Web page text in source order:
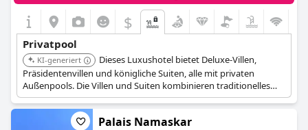
$
Privatpool
KI-generiert
Dieses Luxushotel bietet Deluxe-Villen,
Präsidentenvillen und königliche Suiten, alle mit privaten
Außenpools. Die Villen und Suiten kombinieren traditionelles
marokkanisches Design mit modernem Komfort und bieten
einen privaten und opulenten Rückzugsort.
Palais Namaskar